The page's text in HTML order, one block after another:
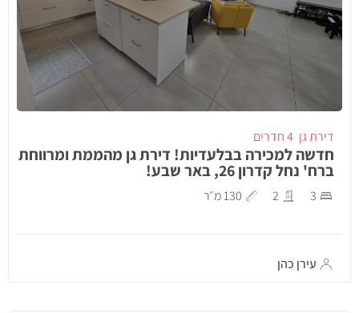
דירת גן 4 חדרים
חדשה למכירה בבלעדיות! דירת גן מהממת ומרווחת
ברח' נחל קדרון 26, באר שבע!
3
2 130 מ״ר
עירן כהן